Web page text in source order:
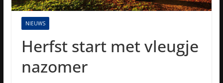
NIEUWS
Herfst start met vleugje
nazomer